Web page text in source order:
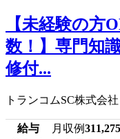
【未経験の方
数！】専門知
修付...
トランコムSC株式会社
給与 月収例311,275